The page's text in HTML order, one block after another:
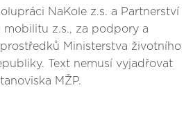
NaKole z.s. a Partnerství
mobilitu z.s., za podpory a
Ministerstva životního
Text nemusí vyjadřovat
MŽP.